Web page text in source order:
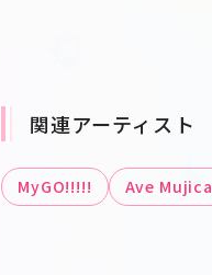
関連アーティスト
MyGO!!!!! Ave Mujica